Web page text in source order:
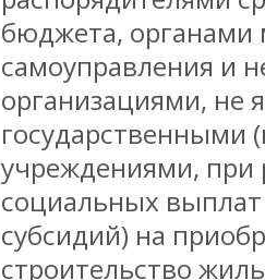
бюджета, органами
самоуправления и
организациями, не
учреждениями, при
социальных
субсидий) на
строительство